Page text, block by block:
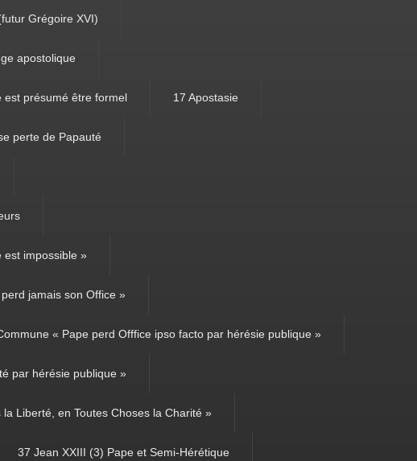
Grégoire XVI)
apostolique
est présumé être formel 17 Apostasie
perte de Papauté
est impossible »
jamais son Office »
« Pape perd Offfice ipso facto par hérésie publique »
par hérésie publique »
la Liberté, en Toutes Choses la Charité »
37 Jean XXIII (3) Pape et Semi-Hérétique